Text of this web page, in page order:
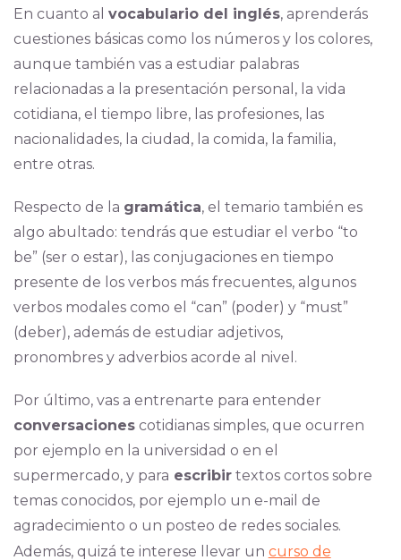
En cuanto al vocabulario del inglés, aprenderás
cuestiones básicas como los números y los colores,
aunque también vas a estudiar palabras
relacionadas a la presentación personal, la vida
cotidiana, el tiempo libre, las profesiones, las
nacionalidades, la ciudad, la comida, la familia,
entre otras.
Respecto de la gramática, el temario también es
algo abultado: tendrás que estudiar el verbo “to
be” (ser o estar), las conjugaciones en tiempo
presente de los verbos más frecuentes, algunos
verbos modales como el “can” (poder) y “must”
(deber), además de estudiar adjetivos,
pronombres y adverbios acorde al nivel.
Por último, vas a entrenarte para entender
conversacionescotidianas simples, que ocurren
por ejemplo en la universidad o en el
supermercado, y para escribirtextos cortos sobre
temas conocidos, por ejemplo un e-mail de
agradecimiento o un posteo de redes sociales.
Además, quizá te interese llevar un curso de